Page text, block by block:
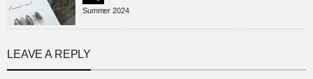
Summer 2024
LEAVE A REPLY